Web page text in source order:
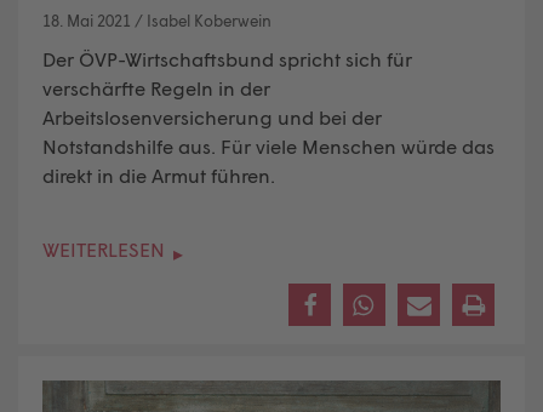
18. Mai 2021 / Isabel Koberwein
Der ÖVP-Wirtschaftsbund spricht sich für
verschärfte Regeln in der
Arbeitslosenversicherung und bei der
Notstandshilfe aus. Für viele Menschen würde das
direkt in die Armut führen.
WEITERLESEN